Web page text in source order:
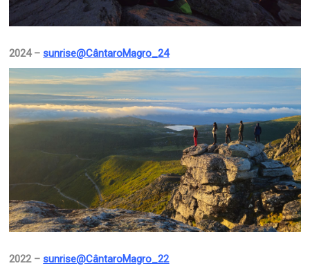
2024 –sunrise@CântaroMagro_24
2022 –sunrise@CântaroMagro_22